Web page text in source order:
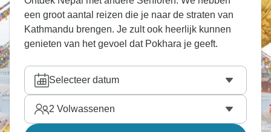
een groot aantal reizen die je naar de straten van
Kathmandu brengen. Je zult ook heerlijk kunnen
genieten van het gevoel dat Pokhara je geeft.
Selecteer datum
2 Volwassenen